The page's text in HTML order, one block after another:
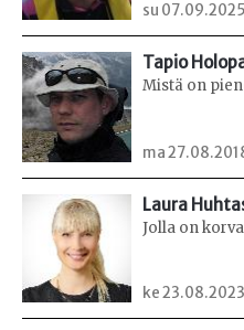
su
Tapio
Mistä on
ma
Laura
Jolla on
ke